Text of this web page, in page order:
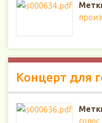
Концерт для